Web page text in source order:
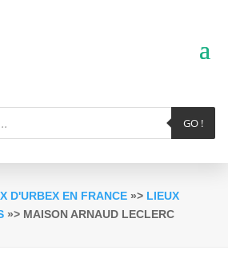
GO !
D'URBEX EN FRANCE»> LIEUX
»> MAISON ARNAUD LECLERC